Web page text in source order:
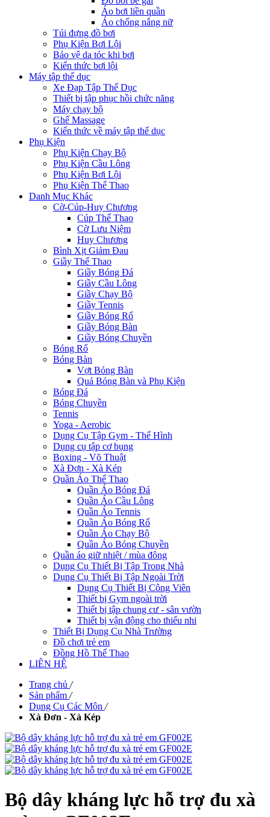
Áo bơi liền quần
Áo chống nắng nữ
Túi đựng đồ bơi
Phụ Kiện Bơi Lội
Bảo vệ da tóc khi bơi
Kiến thức bơi lội
Máy tập thể dục
Xe Đạp Tập Thể Dục
Thiết bị tập phục hồi chức năng
Máy chạy bộ
Ghế Massage
Kiến thức về máy tập thể dục
Phụ Kiện
Phụ Kiện Chạy Bộ
Phụ Kiện Cầu Lông
Phụ Kiện Bơi Lội
Phụ Kiện Thể Thao
Danh Mục Khác
Cờ-Cúp-Huy Chương
Cúp Thể Thao
Cờ Lưu Niệm
Huy Chương
Bình Xịt Giảm Đau
Giầy Thể Thao
Giầy Bóng Đá
Giầy Cầu Lông
Giầy Chạy Bộ
Giầy Tennis
Giầy Bóng Rổ
Giầy Bóng Bàn
Giầy Bóng Chuyền
Bóng Rổ
Bóng Bàn
Vợt Bóng Bàn
Quả Bóng Bàn và Phụ Kiện
Bóng Đá
Bóng Chuyền
Tennis
Yoga - Aerobic
Dụng Cụ Tập Gym - Thể Hình
Dụng cụ tập cơ bụng
Boxing - Võ Thuật
Xà Đơn - Xà Kép
Quần Áo Thể Thao
Quần Áo Bóng Đá
Quần Áo Cầu Lông
Quần Áo Tennis
Quần Áo Bóng Rổ
Quần Áo Chạy Bộ
Quần Áo Bóng Chuyền
Quần áo giữ nhiệt / mùa đông
Dụng Cụ Thiết Bị Tập Trong Nhà
Dụng Cụ Thiết Bị Tập Ngoài Trời
Dụng Cụ Thiết Bị Công Viên
Thiết bị Gym ngoài trời
Thiết bị tập chung cư - sân vườn
Thiết bị vận động cho thiếu nhi
Thiết Bị Dụng Cụ Nhà Trường
Đồ chơi trẻ em
Đồng Hồ Thể Thao
LIÊN HỆ
Trang chủ /
Sản phẩm /
Dụng Cụ Các Môn /
Xà Đơn - Xà Kép
Bộ dây kháng lực hỗ trợ đu xà